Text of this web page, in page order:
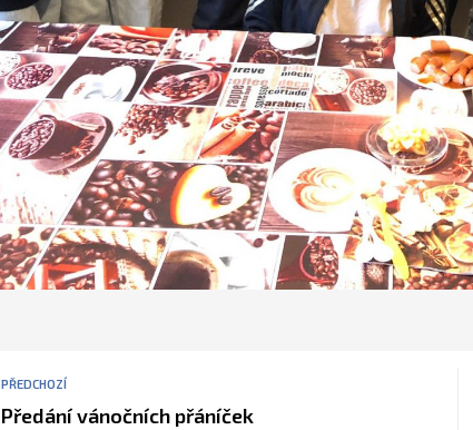
PŘEDCHOZÍ
Předání vánočních přáníček